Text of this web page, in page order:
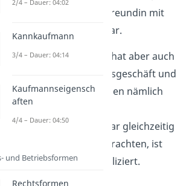
Kaufvertrag deiner Freundin mit
Händler wirksam war.
Das Abstraktionsprinzip hat aber auch
. Verpflichtungsgeschäft und
Verfügungsgeschäft finden nämlich
im Alltag meistens direkt
hintereinander oder sogar gleichzeitig
Sie getrennt zu betrachten, ist
meist unnötig kompliziert.
2/4 – Dauer: 04:02
Kannkaufmann
3/4 – Dauer: 04:14
Kaufmannseigensch
aften
4/4 – Dauer: 04:50
und Betriebsformen
Rechtsformen